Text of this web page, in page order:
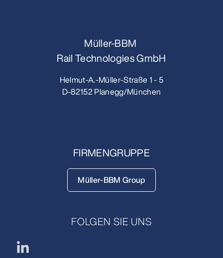
Müller-BBM
Rail Technologies GmbH
Helmut-A.-Müller-Straße 1 - 5
D-82152 Planegg/München
FIRMENGRUPPE
Müller-BBM Group
FOLGEN SIE UNS